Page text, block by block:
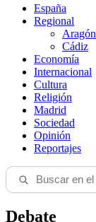
España
Regional
Aragón
Cádiz
Economía
Internacional
Cultura
Religión
Madrid
Sociedad
Opinión
Reportajes
Debate